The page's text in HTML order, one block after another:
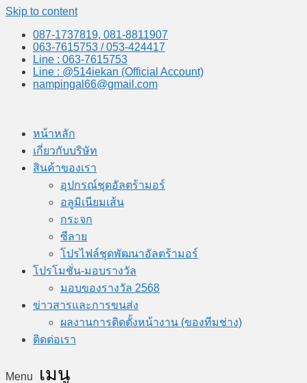
Skip to content
087-1737819, 081-8811907
063-7615753 / 053-424417
Line : 063-7615753
Line : @514iekan (Official Account)
nampingal66@gmail.com
หน้าหลัก
เกี่ยวกับบริษัท
สินค้าของเรา
อุปกรณ์ชุดอัลตร้ามอร์
อลูมิเนียมเส้น
กระจก
ซีลาย
โปรไฟล์ชุดพัฒนาอัลตร้ามอร์
โปรโมชั่น-มอบรางวัล
มอบของรางวัล 2568
ข่าวสารและการขนส่ง
ผลงานการติดตั้งหน้างาน (ของทีมช่าง)
ติดต่อเรา
Menu